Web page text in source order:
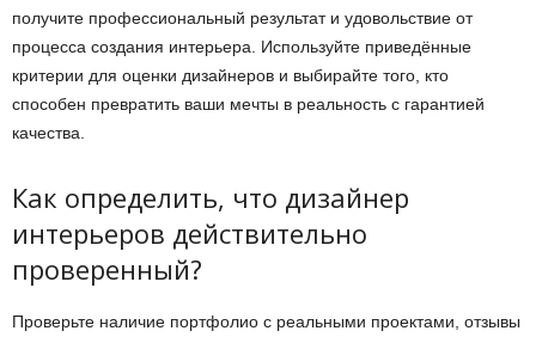
получите профессиональный результат и удовольствие от
процесса создания интерьера. Используйте приведённые
критерии для оценки дизайнеров и выбирайте того, кто
способен превратить ваши мечты в реальность с гарантией
качества.
Как определить, что дизайнер
интерьеров действительно
проверенный?
Проверьте наличие портфолио с реальными проектами, отзывы